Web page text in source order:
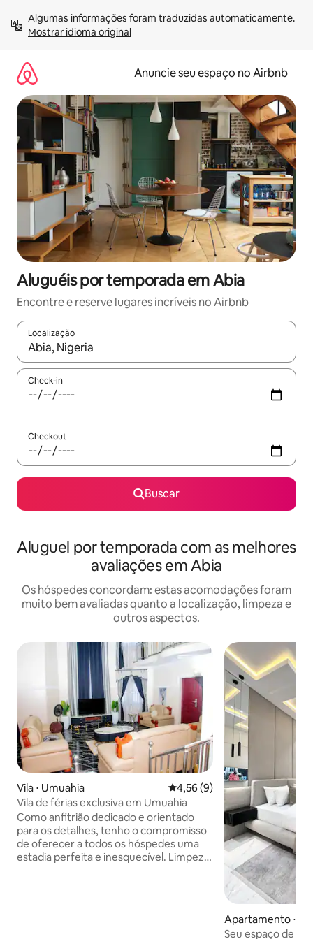
para
Mostrar idioma original
Anuncie seu espaço no Airbnb
Aluguéis por temporada em Abia
Encontre e reserve lugares incríveis no Airbnb
Localização
Quando os resultados estiverem disponíveis, explore-os
Check-in
Checkout
Buscar
Aluguel por temporada com as melhores
avaliações em Abia
Os hóspedes concordam: estas acomodações foram
muito bem avaliadas quanto a localização, limpeza e
outros aspectos.
Vila ⋅ Umuahia 4,56 de uma avaliação média
4,56 (9)
Vila de férias exclusiva em Umuahia
Como anfitrião dedicado e orientado
para os detalhes, tenho o compromisso
de oferecer a todos os hóspedes uma
estadia perfeita e inesquecível. Limpeza,
Apartamento ⋅
Seu espaço de